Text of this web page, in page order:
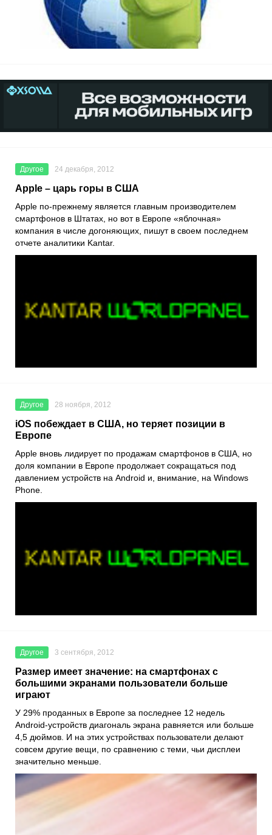
Другое 24 декабря, 2012
Apple – царь горы в США
Apple по-прежнему является главным производителем
смартфонов в Штатах, но вот в Европе «яблочная»
компания в числе догоняющих, пишут в своем последнем
отчете аналитики Kantar.
Другое 28 ноября, 2012
iOS побеждает в США, но теряет позиции в
Европе
Apple вновь лидирует по продажам смартфонов в США, но
доля компании в Европе продолжает сокращаться под
давлением устройств на Android и, внимание, на Windows
Phone.
Другое 3 сентября, 2012
Размер имеет значение: на смартфонах с
большими экранами пользователи больше
играют
У 29% проданных в Европе за последнее 12 недель
Android-устройств диагональ экрана равняется или больше
4,5 дюймов. И на этих устройствах пользователи делают
совсем другие вещи, по сравнению с теми, чьи дисплеи
значительно меньше.